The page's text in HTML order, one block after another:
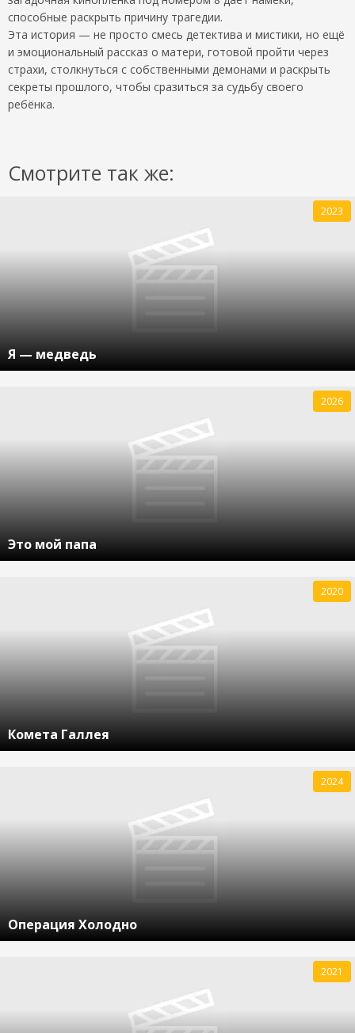
способные раскрыть причину трагедии.
Эта история — не просто смесь детектива и мистики, но ещё
и эмоциональный рассказ о матери, готовой пройти через
страхи, столкнуться с собственными демонами и раскрыть
секреты прошлого, чтобы сразиться за судьбу своего
ребёнка.
Смотрите так же:
Я — медведь
2023
Это мой папа
2026
Комета Галлея
2020
Операция Холодно
2024
2021